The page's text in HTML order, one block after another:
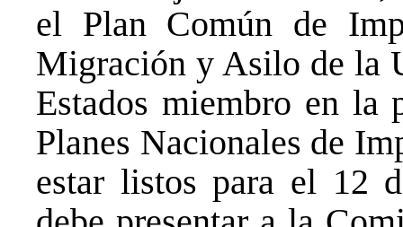
el Plan Común de
Migración y Asilo de la
Estados miembro en la
Planes Nacionales de
estar listos para el 12